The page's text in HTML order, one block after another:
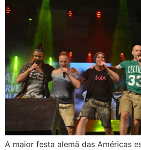
A maior festa alemã das Américas